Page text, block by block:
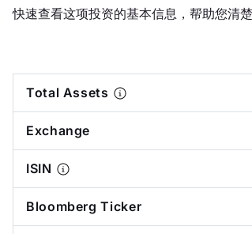
快速查看这项投资的基本信息，帮助您清
Total Assets
Exchange
ISIN
Bloomberg Ticker